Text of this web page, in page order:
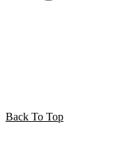
Back To Top